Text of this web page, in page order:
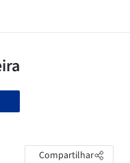
Compartilhar